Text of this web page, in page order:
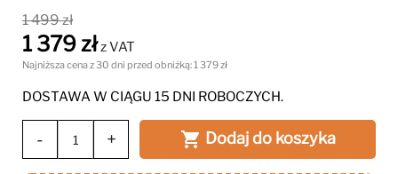
piaskowy, pomaga utrzymać porządek i nadaje strefie
wejściowej elegancki wygląd.
1 499 zł
1 379 złz VAT
Najniższa cena z 30 dni przed obniżką:1 379 zł
DOSTAWA W CIĄGU 15 DNI ROBOCZYCH.
- +  Dodaj do koszyka